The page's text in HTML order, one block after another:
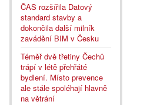
ČAS rozšířila Datový
standard stavby a
dokončila další milník
zavádění BIM v Česku
Téměř dvě třetiny Čechů
trápí v létě přehřáté
bydlení. Místo prevence
ale stále spoléhají hlavně
na větrání